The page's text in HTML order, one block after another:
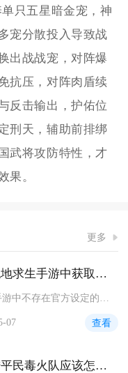
只五星暗金宠，神
宠分散投入导致战
出战战宠，对阵爆
抗压，对阵肉盾续
反击输出，护佑位
刑天，辅助前排绑
武将攻防特性，才
果。
更多
如何在绝地求生手游中获取四级头装备
07 查看
斗罗大陆平民毒火队应该怎样阵容推荐